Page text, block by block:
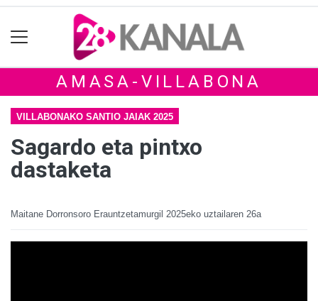
AMASA-VILLABONA
VILLABONAKO SANTIO JAIAK 2025
Sagardo eta pintxo
dastaketa
Maitane Dorronsoro Erauntzetamurgil 2025eko uztailaren 26a